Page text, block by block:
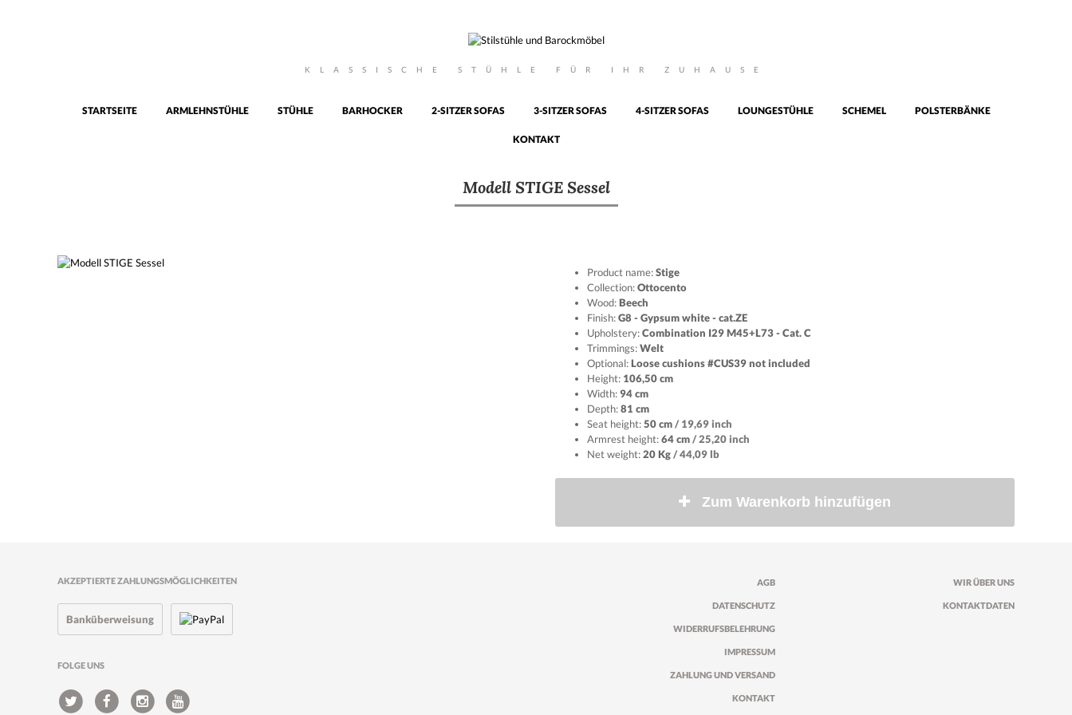
KLASSISCHE STÜHLE FÜR IHR ZUHAUSE
STARTSEITE ARMLEHNSTÜHLE STÜHLE BARHOCKER 2-SITZER SOFAS 3-SITZER SOFAS 4-SITZER SOFAS LOUNGESTÜHLE SCHEMEL POLSTERBÄNKE
KONTAKT
Modell STIGE Sessel
Product name:Stige
Collection:Ottocento
Wood:Beech
Finish:G8 - Gypsum white - cat.ZE
Upholstery:Combination I29 M45+L73 - Cat. C
Trimmings:Welt
Optional:Loose cushions #CUS39 not included
Height: 106,50 cm
Width:94 cm
Depth:81 cm
Seat height:50 cm/ 19,69 inch
Armrest height:64 cm/ 25,20 inch
Net weight:20 Kg/ 44,09 lb
Zum Warenkorb hinzufügen
AKZEPTIERTE ZAHLUNGSMÖGLICHKEITEN
Banküberweisung
FOLGE UNS
AGB
DATENSCHUTZ
WIDERRUFSBELEHRUNG
IMPRESSUM
ZAHLUNG UND VERSAND
KONTAKT
WIR ÜBER UNS
KONTAKTDATEN